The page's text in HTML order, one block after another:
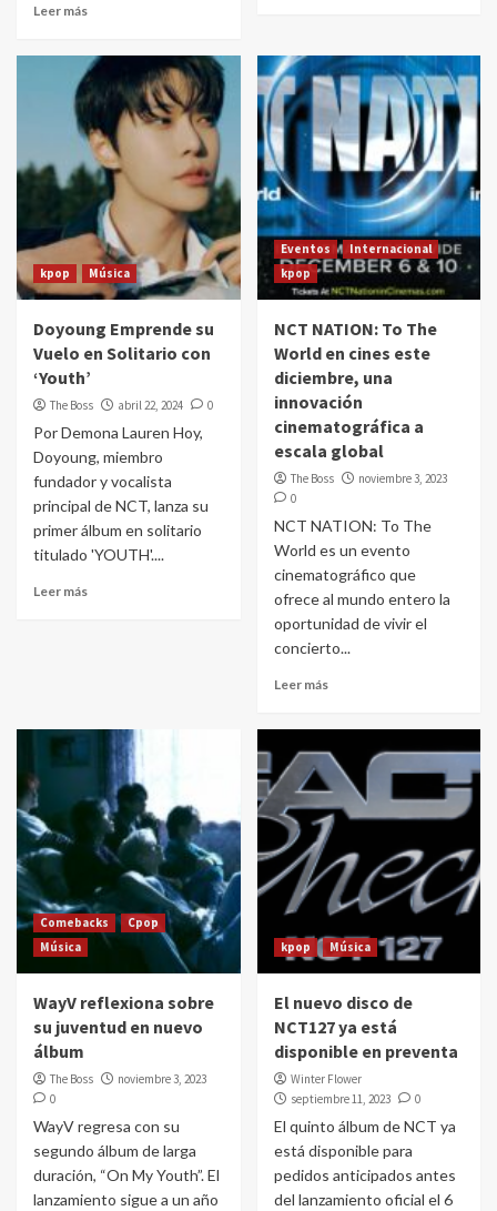
Leer más
kpop Música
Doyoung Emprende su
Vuelo en Solitario con
‘Youth’
The Boss abril 22, 2024 0
Por Demona Lauren Hoy,
Doyoung, miembro
fundador y vocalista
principal de NCT, lanza su
primer álbum en solitario
titulado 'YOUTH'....
Leer más
Eventos
Internacional
kpop
NCT NATION: To The
World en cines este
diciembre, una
innovación
cinematográfica a
escala global
The Boss
noviembre 3, 2023
0
NCT NATION: To The
World es un evento
cinematográfico que
ofrece al mundo entero la
oportunidad de vivir el
concierto...
Leer más
Comebacks
Cpop
Música
WayV reflexiona sobre
su juventud en nuevo
álbum
The Boss
noviembre 3, 2023
0
WayV regresa con su
segundo álbum de larga
duración, “On My Youth”. El
lanzamiento sigue a un año
kpop Música
El nuevo disco de
NCT127 ya está
disponible en preventa
Winter Flower
septiembre 11, 2023
0
El quinto álbum de NCT ya
está disponible para
pedidos anticipados antes
del lanzamiento oficial el 6